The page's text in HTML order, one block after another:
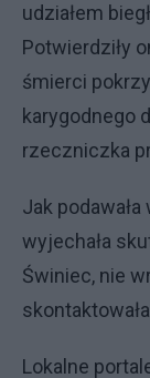
udziałem
Potwierdziły
śmierci
karygodnego
rzeczniczka
Jak
wyjechała
Świniec, nie
Lokalne